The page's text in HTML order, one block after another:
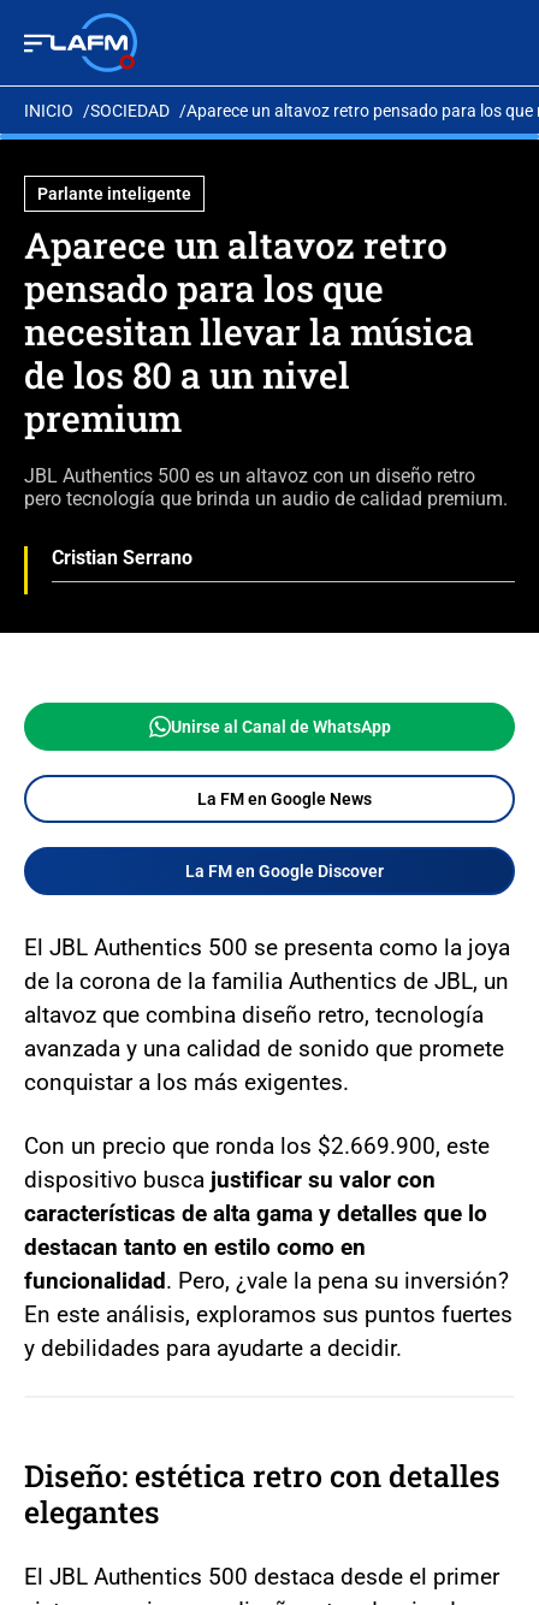
INICIO SOCIEDAD Aparece un altavoz retro pensado para los
Parlante inteligente
Aparece un altavoz retro
pensado para los que
necesitan llevar la música
de los 80 a un nivel
premium
JBL Authentics 500 es un altavoz con un diseño retro
pero tecnología que brinda un audio de calidad premium.
Cristian Serrano
Unirse al Canal de WhatsApp
La FM en Google News
La FM en Google Discover
El JBL Authentics 500 se presenta como la joya
de la corona de la familia Authentics de JBL, un
altavoz que combina diseño retro, tecnología
avanzada y una calidad de sonido que promete
conquistar a los más exigentes.
Con un precio que ronda los $2.669.900, este
dispositivo busca justificar su valor con
características de alta gama y detalles que lo
destacan tanto en estilo como en
funcionalidad. Pero, ¿vale la pena su inversión?
En este análisis, exploramos sus puntos fuertes
y debilidades para ayudarte a decidir.
Diseño: estética retro con detalles
elegantes
El JBL Authentics 500 destaca desde el primer